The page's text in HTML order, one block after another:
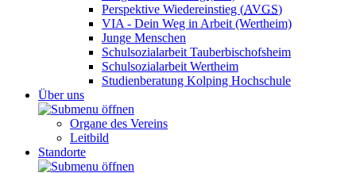
Perspektive Wiedereinstieg (AVGS)
VIA - Dein Weg in Arbeit (Wertheim)
Junge Menschen
Schulsozialarbeit Tauberbischofsheim
Schulsozialarbeit Wertheim
Studienberatung Kolping Hochschule
Über uns
Organe des Vereins
Leitbild
Standorte